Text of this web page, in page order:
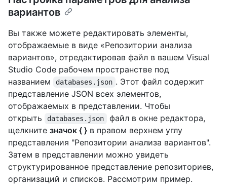
вариантов
Вы также можете редактировать элементы,
отображаемые в виде «Репозитории анализа
вариантов», отредактировав файл в вашем Visual
Studio Code рабочем пространстве под
названием
databases.json . Этот файл содержит
представление JSON всех элементов,
отображаемых в представлении. Чтобы
открыть
databases.json
файл в окне редактора,
щелкните значок { } в правом верхнем углу
представления "Репозитории анализа вариантов".
Затем в представлении можно увидеть
структурированное представление репозиториев,
организаций и списков. Рассмотрим пример.